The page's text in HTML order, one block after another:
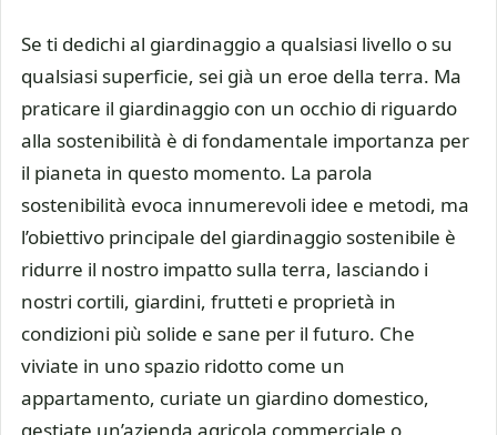
Se ti dedichi al giardinaggio a qualsiasi livello o su
qualsiasi superficie, sei già un eroe della terra. Ma
praticare il giardinaggio con un occhio di riguardo
alla sostenibilità è di fondamentale importanza per
il pianeta in questo momento. La parola
sostenibilità evoca innumerevoli idee e metodi, ma
l’obiettivo principale del giardinaggio sostenibile è
ridurre il nostro impatto sulla terra, lasciando i
nostri cortili, giardini, frutteti e proprietà in
condizioni più solide e sane per il futuro. Che
viviate in uno spazio ridotto come un
appartamento, curiate un giardino domestico,
gestiate un’azienda agricola commerciale o